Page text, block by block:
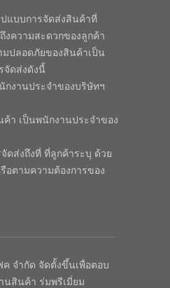
แบบการจัดส่งสินค้าที่
งความสะดวกของลูกค้า
มปลอดภัยของสินค้าเป็น
จัดส่งดังนี้
กงานประจำของบริษัทฯ
า เป็นพนักงานประจำของ
ดส่งถึงที่ ที่ลูกค้าระบุ ด้วย
อตามความต้องการของ
ค จำกัด จัดตั้งขึ้นเพื่อตอบ
นสินค้า ร่มพรีเมี่ยม